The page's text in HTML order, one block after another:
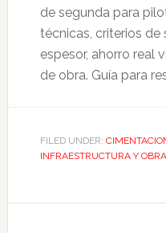
de segunda para
técnicas, criterios
espesor, ahorro real
de obra. Guía para
FILED UNDER:
INFRAESTRUCTURA Y